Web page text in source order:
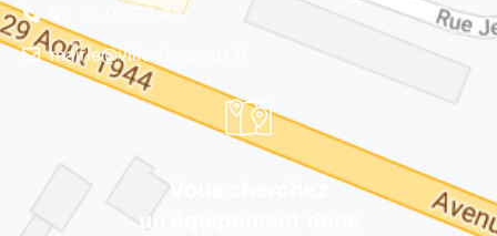
03 26 08 23 45
mairie@ville-tinqueux.fr
Vous cherchez
un équipement dans